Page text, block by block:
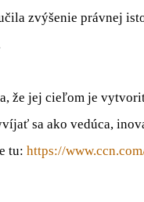
zvýšenie právnej
že jej cieľom je
sa ako vedúca,
tu: https://